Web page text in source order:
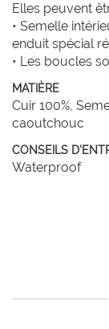
Elles peuvent
• Semelle
enduit spécial
• Les boucles
MATIÈRE
Cuir 100%,
caoutchouc
CONSEILS
Waterproof